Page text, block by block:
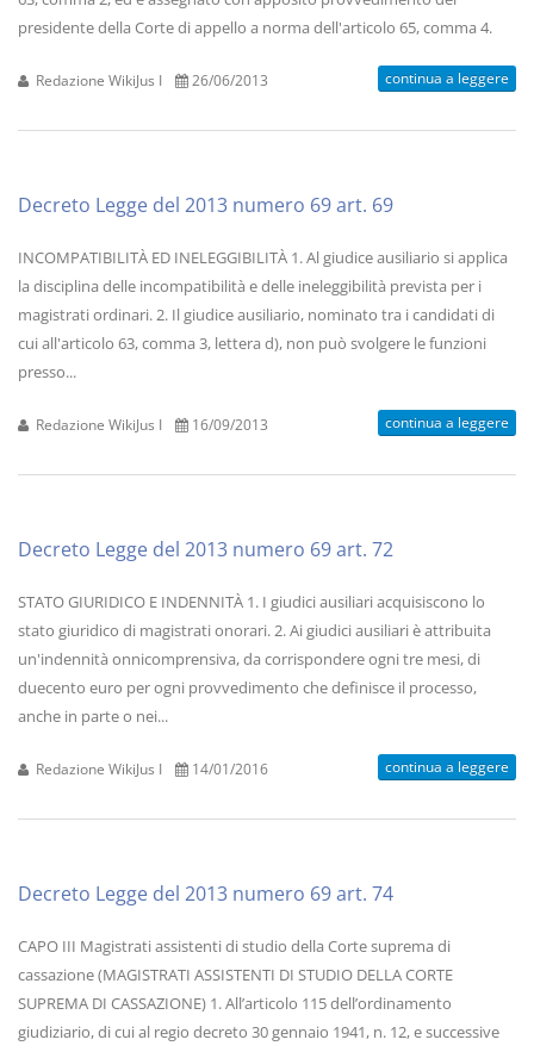
presidente della Corte di appello a norma dell'articolo 65, comma 4.
Redazione WikiJus I 26/06/2013 continua a leggere
Decreto Legge del 2013 numero 69 art. 69
INCOMPATIBILITÀ ED INELEGGIBILITÀ 1. Al giudice ausiliario si applica
la disciplina delle incompatibilità e delle ineleggibilità prevista per i
magistrati ordinari. 2. Il giudice ausiliario, nominato tra i candidati di
cui all'articolo 63, comma 3, lettera d), non può svolgere le funzioni
presso...
Redazione WikiJus I 16/09/2013 continua a leggere
Decreto Legge del 2013 numero 69 art. 72
STATO GIURIDICO E INDENNITÀ 1. I giudici ausiliari acquisiscono lo
stato giuridico di magistrati onorari. 2. Ai giudici ausiliari è attribuita
un'indennità onnicomprensiva, da corrispondere ogni tre mesi, di
duecento euro per ogni provvedimento che definisce il processo,
anche in parte o nei...
Redazione WikiJus I 14/01/2016 continua a leggere
Decreto Legge del 2013 numero 69 art. 74
CAPO III Magistrati assistenti di studio della Corte suprema di
cassazione (MAGISTRATI ASSISTENTI DI STUDIO DELLA CORTE
SUPREMA DI CASSAZIONE) 1. All’articolo 115 dell’ordinamento
giudiziario, di cui al regio decreto 30 gennaio 1941, n. 12, e successive